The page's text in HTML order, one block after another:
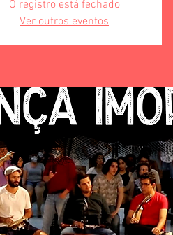
O registro está fechado
Ver outros eventos